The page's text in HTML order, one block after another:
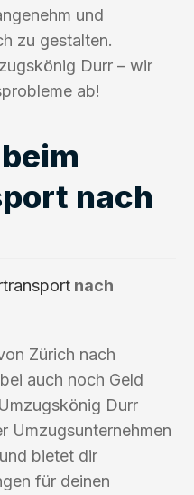
und
zu gestalten.
Durr – wir
ab!
nach
nach
Zürich nach
auch noch Geld
Durr
Umzugsunternehmen
bietet dir
für deinen